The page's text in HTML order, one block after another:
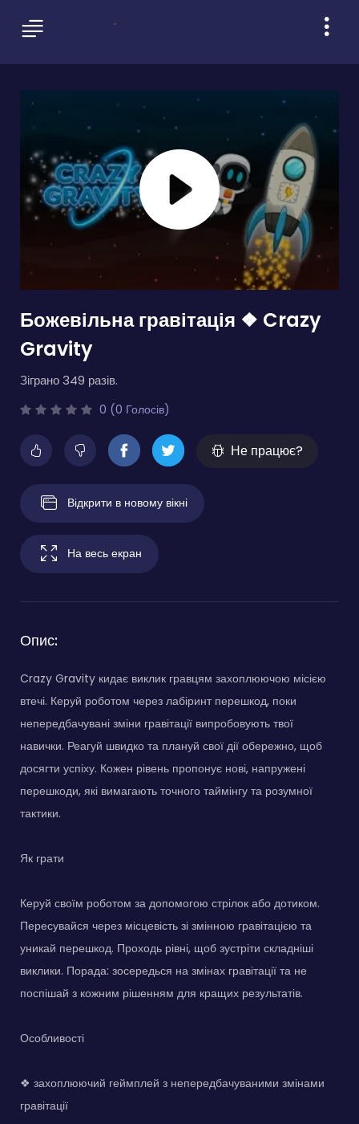
Божевільна гравітація ❖ Crazy
Gravity
Зіграно 349 разів.
0 (0 Голосів)
Не працює?
Відкрити в новому вікні
На весь екран
Опис:
Crazy Gravity кидає виклик гравцям захоплюючою місією
втечі. Керуй роботом через лабіринт перешкод, поки
непередбачувані зміни гравітації випробовують твої
навички. Реагуй швидко та плануй свої дії обережно, щоб
досягти успіху. Кожен рівень пропонує нові, напружені
перешкоди, які вимагають точного таймінгу та розумної
тактики.
Як грати
Керуй своїм роботом за допомогою стрілок або дотиком.
Пересувайся через місцевість зі змінною гравітацією та
уникай перешкод. Проходь рівні, щоб зустріти складніші
виклики. Порада: зосередься на змінах гравітації та не
поспішай з кожним рішенням для кращих результатів.
Особливості
❖ захоплюючий геймплей з непередбачуваними змінами
гравітації